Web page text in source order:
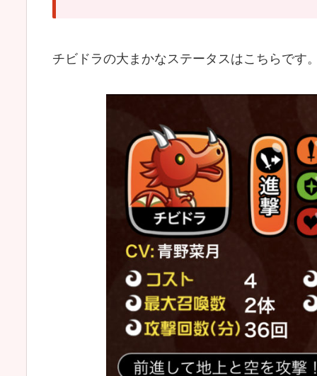
チビドラの大まかなステータスはこちらです